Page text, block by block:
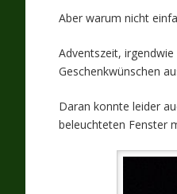
Aber warum nicht
Adventszeit,
Geschenkwünschen
Daran konnte leider
beleuchteten Fenster